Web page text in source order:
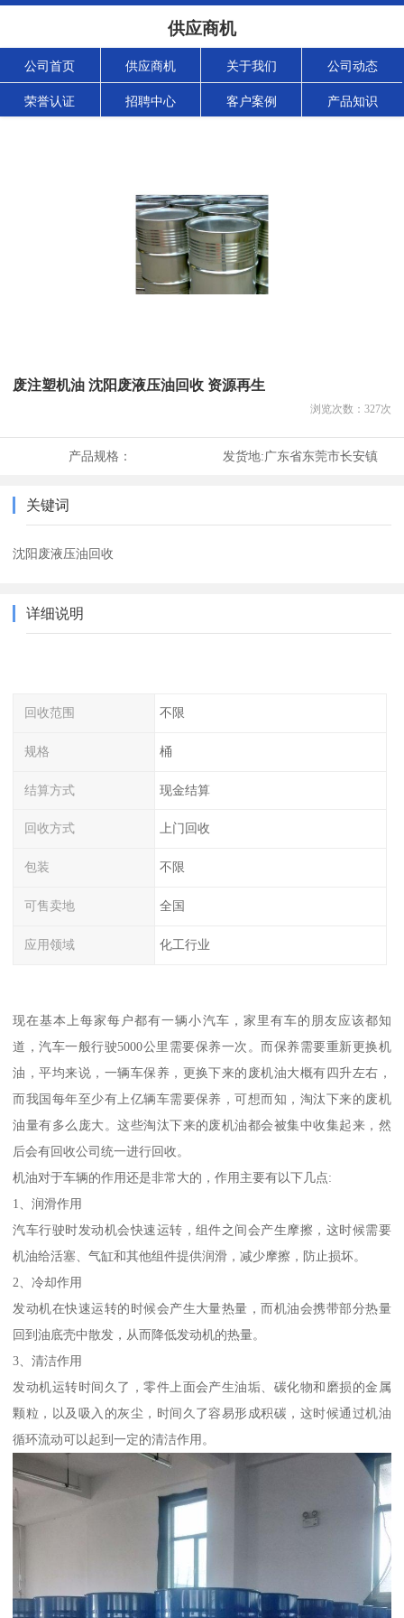
供应商机
公司首页 供应商机 关于我们 公司动态
荣誉认证 招聘中心 客户案例 产品知识
废注塑机油 沈阳废液压油回收 资源再生
浏览次数： 327次
产品规格： 发货地:广东省东莞市长安镇
关键词
沈阳废液压油回收
详细说明
回收范围 不限
规格 桶
结算方式 现金结算
回收方式 上门回收
包装 不限
可售卖地 全国
应用领域 化工行业
现在基本上每家每户都有一辆小汽车，家里有车的朋友应该都知
道，汽车一般行驶5000公里需要保养一次。而保养需要重新更换机
油，平均来说，一辆车保养，更换下来的废机油大概有四升左右，
而我国每年至少有上亿辆车需要保养，可想而知，淘汰下来的废机
油量有多么庞大。这些淘汰下来的废机油都会被集中收集起来，然
后会有回收公司统一进行回收。
机油对于车辆的作用还是非常大的，作用主要有以下几点:
1、润滑作用
汽车行驶时发动机会快速运转，组件之间会产生摩擦，这时候需要
机油给活塞、气缸和其他组件提供润滑，减少摩擦，防止损坏。
2、冷却作用
发动机在快速运转的时候会产生大量热量，而机油会携带部分热量
回到油底壳中散发，从而降低发动机的热量。
3、清洁作用
发动机运转时间久了，零件上面会产生油垢、碳化物和磨损的金属
颗粒，以及吸入的灰尘，时间久了容易形成积碳，这时候通过机油
循环流动可以起到一定的清洁作用。